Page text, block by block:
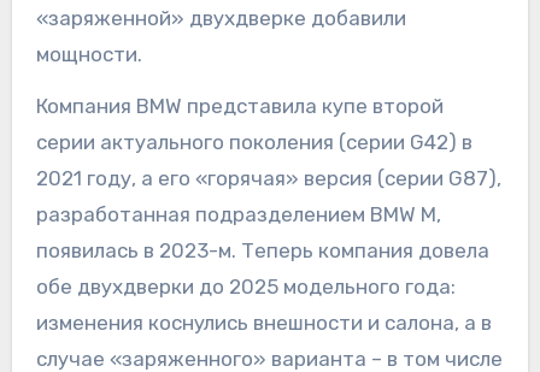
«заряженной» двухдверке добавили
мощности.
Компания BMW представила купе второй
серии актуального поколения (серии G42) в
2021 году, а его «горячая» версия (серии G87),
разработанная подразделением BMW M,
появилась в 2023-м. Теперь компания довела
обе двухдверки до 2025 модельного года:
изменения коснулись внешности и салона, а в
случае «заряженного» варианта – в том числе